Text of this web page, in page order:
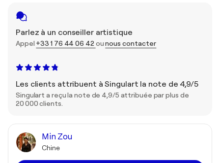
Parlez à un conseiller artistique
Appel +33 1 76 44 06 42 ounous contacter
Les clients attribuent à Singulart la note de 4,9/5
Singulart a reçu la note de 4,9/5 attribuée par plus de
20 000 clients.
Min Zou
Chine